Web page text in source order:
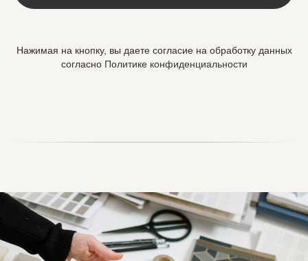
Нажимая на кнопку, вы даете согласие на обработку данных
согласно Политике конфиденциальности